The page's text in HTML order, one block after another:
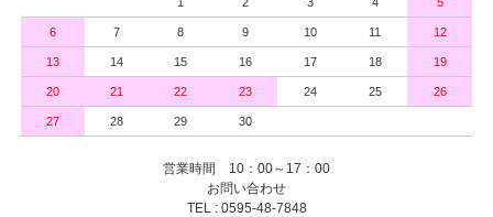
6 7 8 9 10 11 12
13 14 15 16 17 18 19
20 21 22 23 24 25 26
27 28 29 30
営業時間 10：00～17：00
お問い合わせ
TEL : 0595-48-7848